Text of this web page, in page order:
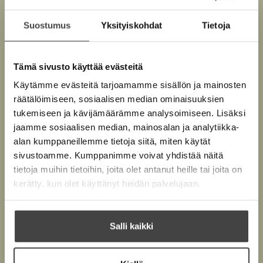
Suostumus Yksityiskohdat Tietoja
Tämä sivusto käyttää evästeitä
Käytämme evästeitä tarjoamamme sisällön ja mainosten
räätälöimiseen, sosiaalisen median ominaisuuksien
tukemiseen ja kävijämäärämme analysoimiseen. Lisäksi
jaamme sosiaalisen median, mainosalan ja analytiikka-
alan kumppaneillemme tietoja siitä, miten käytät
sivustoamme. Kumppanimme voivat yhdistää näitä
tietoja muihin tietoihin, joita olet antanut heille tai joita on
kerätty, kun olet käyttänyt heidän palvelujaan.
Salli kaikki
k
e
a
u
u
t
e
e
n
v
ä
i
h
on kuvannut Pjongjangissa viisi lyhytdokumenttia –
ilman viranomaisten lupaa. Teoksista tunnetuin on yli
200:lla festivaalilla esitetty Pyognyang Robogirl.
Lue lisää tekijästä
J
o
n
i
k
n